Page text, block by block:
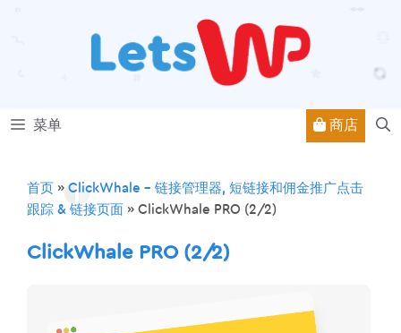
菜单 商店
首页 » ClickWhale – 链接管理器, 短链接和佣金推广点击
跟踪 & 链接页面 » ClickWhale PRO (2/2)
ClickWhale PRO (2/2)